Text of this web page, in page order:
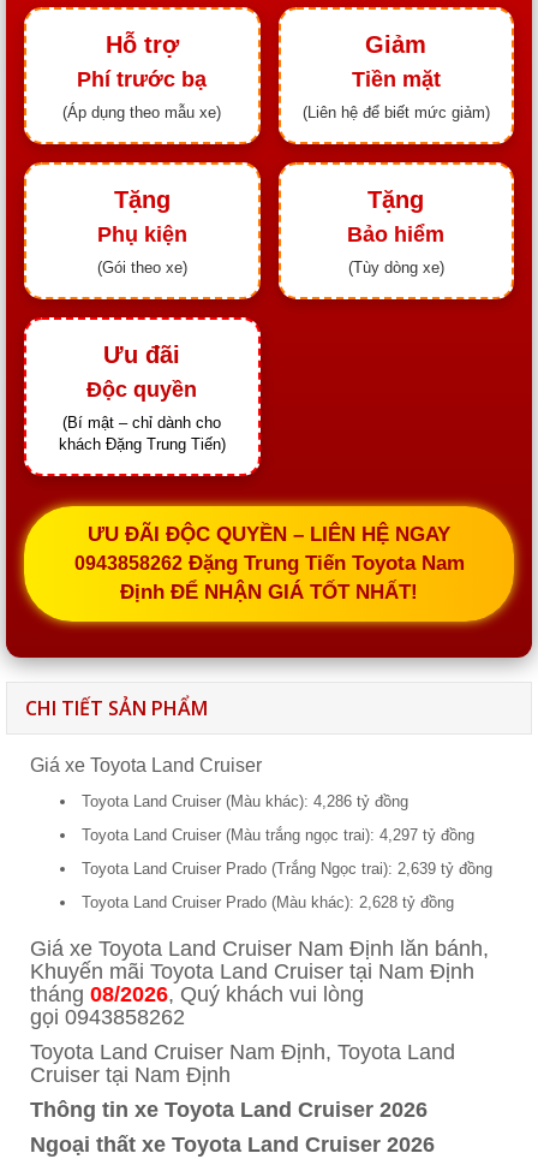
Hỗ trợ
Phí trước bạ
(Áp dụng theo mẫu xe)
Giảm
Tiền mặt
(Liên hệ để biết mức giảm)
Tặng
Phụ kiện
(Gói theo xe)
Tặng
Bảo hiểm
(Tùy dòng xe)
Ưu đãi
Độc quyền
(Bí mật – chỉ dành cho
khách Đặng Trung Tiến)
ƯU ĐÃI ĐỘC QUYỀN – LIÊN HỆ NGAY
0943858262Đặng Trung Tiến Toyota Nam
Định ĐỂ NHẬN GIÁ TỐT NHẤT!
CHI TIẾT SẢN PHẨM
Giá xe Toyota Land Cruiser
Toyota Land Cruiser (Màu khác): 4,286 tỷ đồng
Toyota Land Cruiser (Màu trắng ngọc trai): 4,297 tỷ đồng
Toyota Land Cruiser Prado (Trắng Ngọc trai): 2,639 tỷ đồng
Toyota Land Cruiser Prado (Màu khác): 2,628 tỷ đồng
Giá xe Toyota Land Cruiser Nam Định lăn bánh,
Khuyến mãi Toyota Land Cruiser tại Nam Định
tháng 08/2026, Quý khách vui lòng
gọi 0943858262
Toyota Land Cruiser Nam Định, Toyota Land
Cruiser tại Nam Định
Thông tin xe Toyota Land Cruiser 2026
Ngoại thất xe Toyota Land Cruiser 2026